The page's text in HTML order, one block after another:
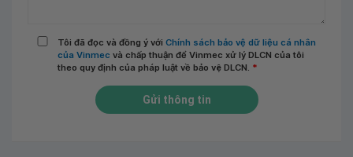
Tôi đã đọc và đồng ý với Chính sách bảo vệ dữ liệu cá nhân
của Vinmec và chấp thuận để Vinmec xử lý DLCN của tôi
theo quy định của pháp luật về bảo vệ DLCN. *
Gửi thông tin